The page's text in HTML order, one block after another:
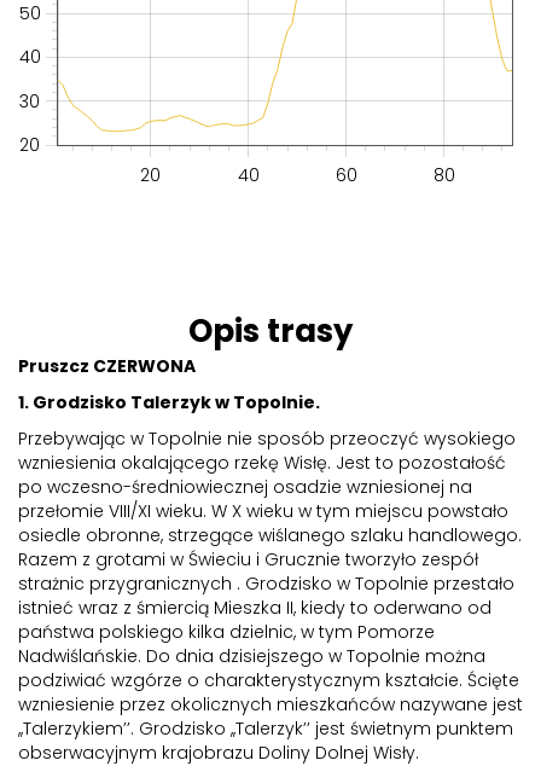
20 40 60 80
20
30
40
50
Opis trasy
Pruszcz CZERWONA
1. Grodzisko Talerzyk w Topolnie.
Przebywając w Topolnie nie sposób przeoczyć wysokiego
wzniesienia okalającego rzekę Wisłę. Jest to pozostałość
po wczesno-średniowiecznej osadzie wzniesionej na
przełomie VIII/XI wieku. W X wieku w tym miejscu powstało
osiedle obronne, strzegące wiślanego szlaku handlowego.
Razem z grotami w Świeciu i Grucznie tworzyło zespół
strażnic przygranicznych . Grodzisko w Topolnie przestało
istnieć wraz z śmiercią Mieszka II, kiedy to oderwano od
państwa polskiego kilka dzielnic, w tym Pomorze
Nadwiślańskie. Do dnia dzisiejszego w Topolnie można
podziwiać wzgórze o charakterystycznym kształcie. Ścięte
wzniesienie przez okolicznych mieszkańców nazywane jest
,,Talerzykiem’’. Grodzisko ,,Talerzyk’’ jest świetnym punktem
obserwacyjnym krajobrazu Doliny Dolnej Wisły.